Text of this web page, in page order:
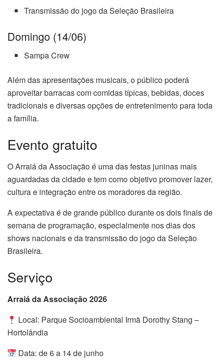
Transmissão do jogo da Seleção Brasileira
Domingo (14/06)
Sampa Crew
Além das apresentações musicais, o público poderá
aproveitar barracas com comidas típicas, bebidas, doces
tradicionais e diversas opções de entretenimento para toda
a família.
Evento gratuito
O Arraiá da Associação é uma das festas juninas mais
aguardadas da cidade e tem como objetivo promover lazer,
cultura e integração entre os moradores da região.
A expectativa é de grande público durante os dois finais de
semana de programação, especialmente nos dias dos
shows nacionais e da transmissão do jogo da Seleção
Brasileira.
Serviço
Arraiá da Associação 2026
Local: Parque Socioambiental Irmã Dorothy Stang –
Hortolândia
Data: de 6 a 14 de junho